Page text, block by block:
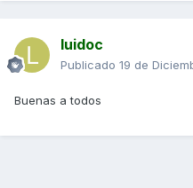
luidoc
Publicado 19 de
Buenas a todos